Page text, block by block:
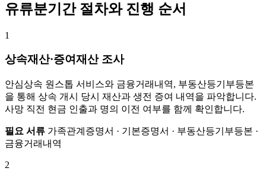
유류분기간 절차와 진행 순서
1
상속재산·증여재산 조사
안심상속 원스톱 서비스와 금융거래내역, 부동산등기부등본
을 통해 상속 개시 당시 재산과 생전 증여 내역을 파악합니다.
사망 직전 현금 인출과 명의 이전 여부를 함께 확인합니다.
필요 서류 가족관계증명서 · 기본증명서 · 부동산등기부등본 ·
금융거래내역
2